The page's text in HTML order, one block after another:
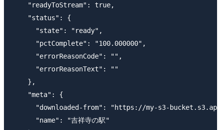
    "readyToStream": true,
    "status": {
      "state": "ready",
      "pctComplete": "100.000000",
      "errorReasonCode": "",
      "errorReasonText": ""
    },
    "meta": {
"downloaded-from": "https://my-s3-
      "name": "吉祥寺の駅"